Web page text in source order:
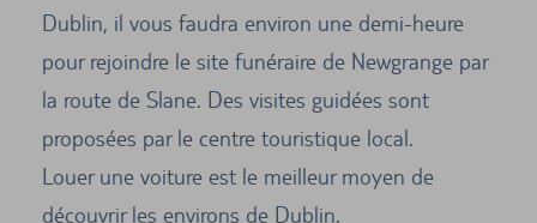
Dublin, il vous faudra environ une demi-heure
pour rejoindre le site funéraire de Newgrange par
la route de Slane. Des visites guidées sont
proposées par le centre touristique local.
Louer une voiture est le meilleur moyen de
découvrir les environs de Dublin.